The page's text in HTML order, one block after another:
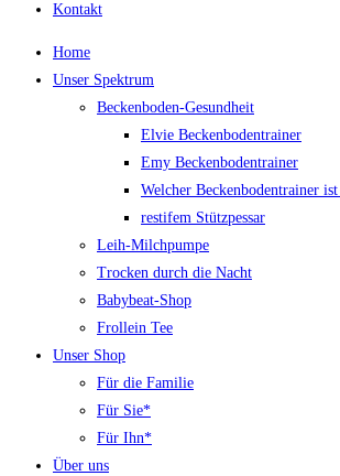
Kontakt
Home
Unser Spektrum
Beckenboden-Gesundheit
Elvie Beckenbodentrainer
Emy Beckenbodentrainer
Welcher Beckenbodentrainer ist
restifem Stützpessar
Leih-Milchpumpe
Trocken durch die Nacht
Babybeat-Shop
Frollein Tee
Unser Shop
Für die Familie
Für Sie*
Für Ihn*
Über uns